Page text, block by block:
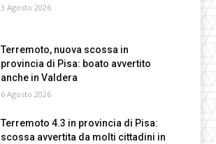
3 Agosto 2026
Terremoto, nuova scossa in
provincia di Pisa: boato avvertito
anche in Valdera
6 Agosto 2026
Terremoto 4.3 in provincia di Pisa:
scossa avvertita da molti cittadini in